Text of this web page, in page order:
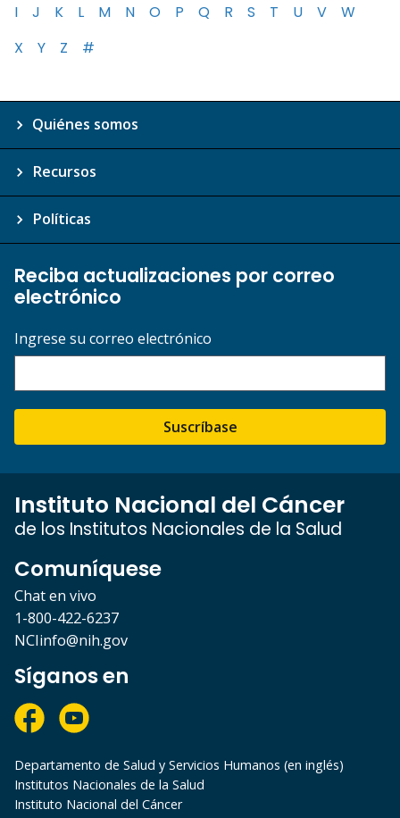
I
J K L M N O P Q R S T U V
W
X
Y Z #
Quiénes somos
Recursos
Políticas
Reciba actualizaciones por correo
electrónico
Ingrese su correo electrónico
Suscríbase
Instituto Nacional del Cáncer
de los Institutos Nacionales de la Salud
Comuníquese
Chat en vivo
1-800-422-6237
NCIinfo@nih.gov
Síganos en
Departamento de Salud y Servicios Humanos (en inglés)
Institutos Nacionales de la Salud
Instituto Nacional del Cáncer